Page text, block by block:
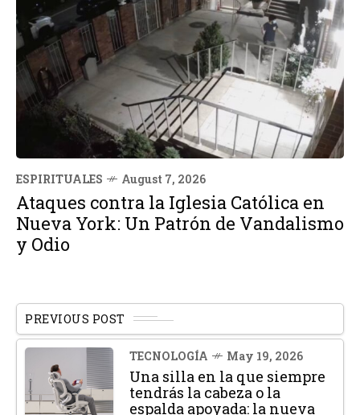
ESPIRITUALES August 7, 2026
Ataques contra la Iglesia Católica en
Nueva York: Un Patrón de Vandalismo
y Odio
PREVIOUS POST
TECNOLOGÍA May 19, 2026
Una silla en la que siempre
tendrás la cabeza o la
espalda apoyada: la nueva